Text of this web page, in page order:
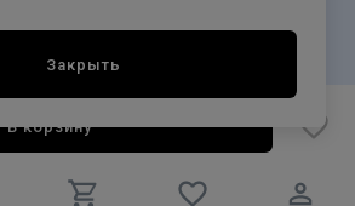
В корзину
Закрыть